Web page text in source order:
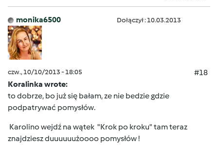
monika6500 Dołączył : 10.03.2013
czw., 10/10/2013 - 18:05
#18
Koralinka wrote:
to dobrze, bo już się bałam, ze nie bedzie gdzie
podpatrywać pomysłów.
Karolino wejdź na wątek "Krok po kroku" tam teraz
znajdziesz duuuuuużoooo pomysłów !